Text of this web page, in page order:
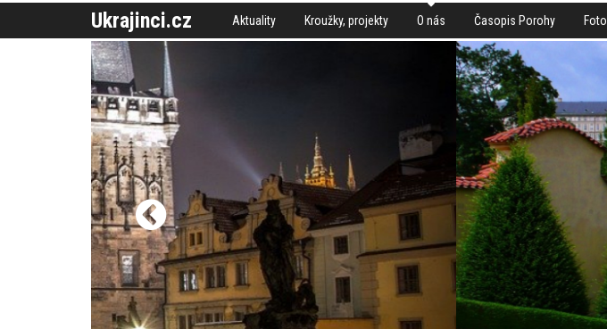
Ukrajinci.cz Aktuality Kroužky, projekty O nás Časopis Porohy Foto